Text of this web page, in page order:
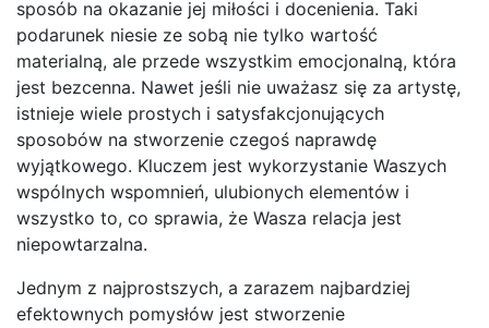
sposób na okazanie jej miłości i docenienia. Taki
podarunek niesie ze sobą nie tylko wartość
materialną, ale przede wszystkim emocjonalną, która
jest bezcenna. Nawet jeśli nie uważasz się za artystę,
istnieje wiele prostych i satysfakcjonujących
sposobów na stworzenie czegoś naprawdę
wyjątkowego. Kluczem jest wykorzystanie Waszych
wspólnych wspomnień, ulubionych elementów i
wszystko to, co sprawia, że Wasza relacja jest
niepowtarzalna.
Jednym z najprostszych, a zarazem najbardziej
efektownych pomysłów jest stworzenie